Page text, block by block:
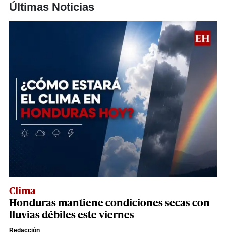
Últimas Noticias
Clima
Honduras mantiene condiciones secas con
lluvias débiles este viernes
Redacción